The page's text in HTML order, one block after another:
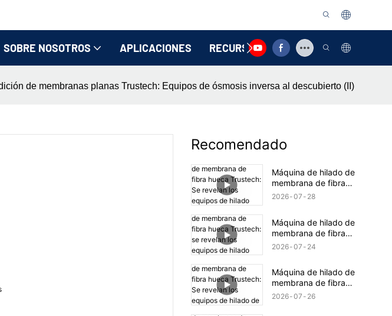
SOBRE NOSOTROS APLICACIONES RECURSO CONTÁCTENOS
de membranas planas Trustech: Equipos de ósmosis inversa al descubierto (II)
Recomendado
Máquina de hilado de
membrana de fibra
hueca Trustech: Se
2026 07 28
Máquina de hilado de
membrana de fibra
hueca Trustech: se
2026 07 24
Máquina de hilado de
membrana de fibra
hueca Trustech: Se
2026 07 26